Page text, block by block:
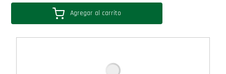
Moments Agregar al carrito